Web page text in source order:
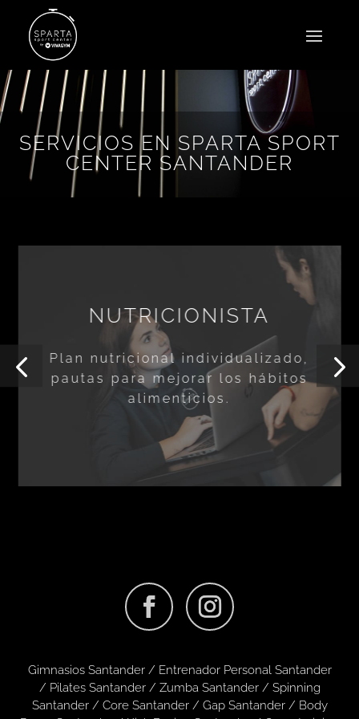
SERVICIOS EN SPARTA SPORT
CENTER SANTANDER
NUTRICIONISTA
Plan nutricional individualizado,
pautas para mejorar los hábitos
alimenticios.
Gimnasios Santander / Entrenador Personal Santander
/ Pilates Santander/ Zumba Santander/ Spinning
Santander/ Core Santander/ Gap Santander/ Body